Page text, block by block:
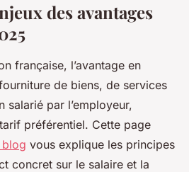
des avantages
française, l’avantage en
de biens, de services
salarié par l’employeur,
préférentiel. Cette page
blog vous explique les principes
concret sur le salaire et la